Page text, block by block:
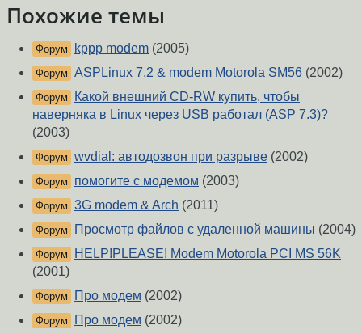
Похожие темы
Форум kppp modem (2005)
Форум ASPLinux 7.2 & modem Motorola SM56 (2002)
Форум
Какой внешний CD-RW купить, чтобы
наверняка в Linux через USB работал (ASP 7.3)?
(2003)
Форум wvdial: автодозвон при разрыве (2002)
Форум помогите с модемом (2003)
Форум 3G modem & Arch (2011)
Форум Просмотр файлов с удаленной машины (2004)
Форум
HELP!PLEASE! Modem Motorola PCI MS 56K
(2001)
Форум Про модем (2002)
Форум Про модем (2002)